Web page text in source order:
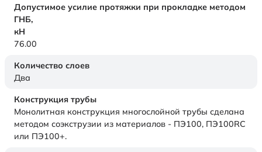
Допустимое усилие протяжки при прокладке методом
ГНБ,
кН
76.00
Количество слоев
Два
Конструкция трубы
Монолитная конструкция многослойной трубы сделана
методом соэкструзии из материалов - ПЭ100, ПЭ100RC
или ПЭ100+.